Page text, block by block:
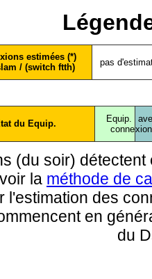
estimées (*)
/ (switch ftth)
pas
du Equip.
Equip.
conne
(du soir)
la méthode de
l'estimation des
en
du